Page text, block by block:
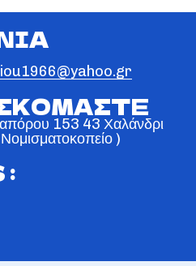
153 43 Χαλάνδρι
)
: